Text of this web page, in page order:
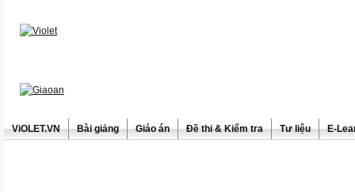
ViOLET.VN Bài giảng Giáo án Đề thi & Kiểm tra Tư liệu E-